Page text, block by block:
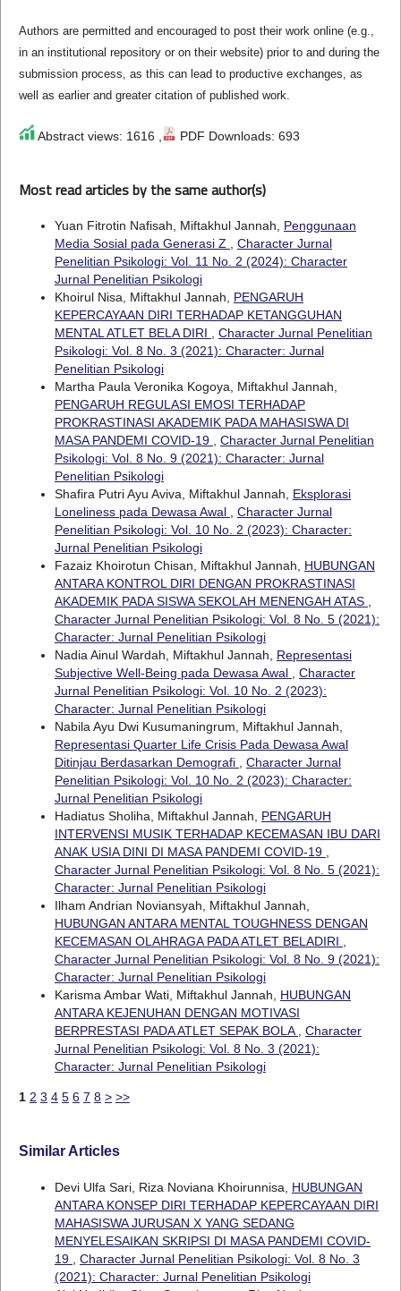
Authors are permitted and encouraged to post their work online (e.g.,
in an institutional repository or on their website) prior to and during the
submission process, as this can lead to productive exchanges, as
well as earlier and greater citation of published work.
Abstract views: 1616 , PDF Downloads: 693
Most read articles by the same author(s)
Yuan Fitrotin Nafisah, Miftakhul Jannah, Penggunaan
Media Sosial pada Generasi Z , Character Jurnal
Penelitian Psikologi: Vol. 11 No. 2 (2024): Character
Jurnal Penelitian Psikologi
Khoirul Nisa, Miftakhul Jannah, PENGARUH
KEPERCAYAAN DIRI TERHADAP KETANGGUHAN
MENTAL ATLET BELA DIRI , Character Jurnal Penelitian
Psikologi: Vol. 8 No. 3 (2021): Character: Jurnal
Penelitian Psikologi
Martha Paula Veronika Kogoya, Miftakhul Jannah,
PENGARUH REGULASI EMOSI TERHADAP
PROKRASTINASI AKADEMIK PADA MAHASISWA DI
MASA PANDEMI COVID-19 , Character Jurnal Penelitian
Psikologi: Vol. 8 No. 9 (2021): Character: Jurnal
Penelitian Psikologi
Shafira Putri Ayu Aviva, Miftakhul Jannah, Eksplorasi
Loneliness pada Dewasa Awal , Character Jurnal
Penelitian Psikologi: Vol. 10 No. 2 (2023): Character:
Jurnal Penelitian Psikologi
Fazaiz Khoirotun Chisan, Miftakhul Jannah, HUBUNGAN
ANTARA KONTROL DIRI DENGAN PROKRASTINASI
AKADEMIK PADA SISWA SEKOLAH MENENGAH ATAS ,
Character Jurnal Penelitian Psikologi: Vol. 8 No. 5 (2021):
Character: Jurnal Penelitian Psikologi
Nadia Ainul Wardah, Miftakhul Jannah, Representasi
Subjective Well-Being pada Dewasa Awal , Character
Jurnal Penelitian Psikologi: Vol. 10 No. 2 (2023):
Character: Jurnal Penelitian Psikologi
Nabila Ayu Dwi Kusumaningrum, Miftakhul Jannah,
Representasi Quarter Life Crisis Pada Dewasa Awal
Ditinjau Berdasarkan Demografi , Character Jurnal
Penelitian Psikologi: Vol. 10 No. 2 (2023): Character:
Jurnal Penelitian Psikologi
Hadiatus Sholiha, Miftakhul Jannah, PENGARUH
INTERVENSI MUSIK TERHADAP KECEMASAN IBU DARI
ANAK USIA DINI DI MASA PANDEMI COVID-19 ,
Character Jurnal Penelitian Psikologi: Vol. 8 No. 5 (2021):
Character: Jurnal Penelitian Psikologi
Ilham Andrian Noviansyah, Miftakhul Jannah,
HUBUNGAN ANTARA MENTAL TOUGHNESS DENGAN
KECEMASAN OLAHRAGA PADA ATLET BELADIRI ,
Character Jurnal Penelitian Psikologi: Vol. 8 No. 9 (2021):
Character: Jurnal Penelitian Psikologi
Karisma Ambar Wati, Miftakhul Jannah, HUBUNGAN
ANTARA KEJENUHAN DENGAN MOTIVASI
BERPRESTASI PADA ATLET SEPAK BOLA, Character
Jurnal Penelitian Psikologi: Vol. 8 No. 3 (2021):
Character: Jurnal Penelitian Psikologi
1 2 3 4 5 6 7 8 > >>
Similar Articles
Devi Ulfa Sari, Riza Noviana Khoirunnisa, HUBUNGAN
ANTARA KONSEP DIRI TERHADAP KEPERCAYAAN DIRI
MAHASISWA JURUSAN X YANG SEDANG
MENYELESAIKAN SKRIPSI DI MASA PANDEMI COVID-
19 , Character Jurnal Penelitian Psikologi: Vol. 8 No. 3
(2021): Character: Jurnal Penelitian Psikologi